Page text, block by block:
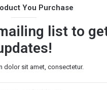
You Purchase
list to
dolor sit amet, consectetur.